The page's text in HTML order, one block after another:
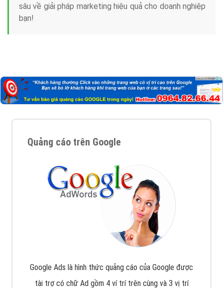
sâu về giải pháp marketing hiệu quả cho doanh nghiệp
bạn!
Quảng cáo trên Google
Google Ads là hình thức quảng cáo của Google được
tài trợ có chữ Ad gồm 4 ví trí trên cùng và 3 vị trí